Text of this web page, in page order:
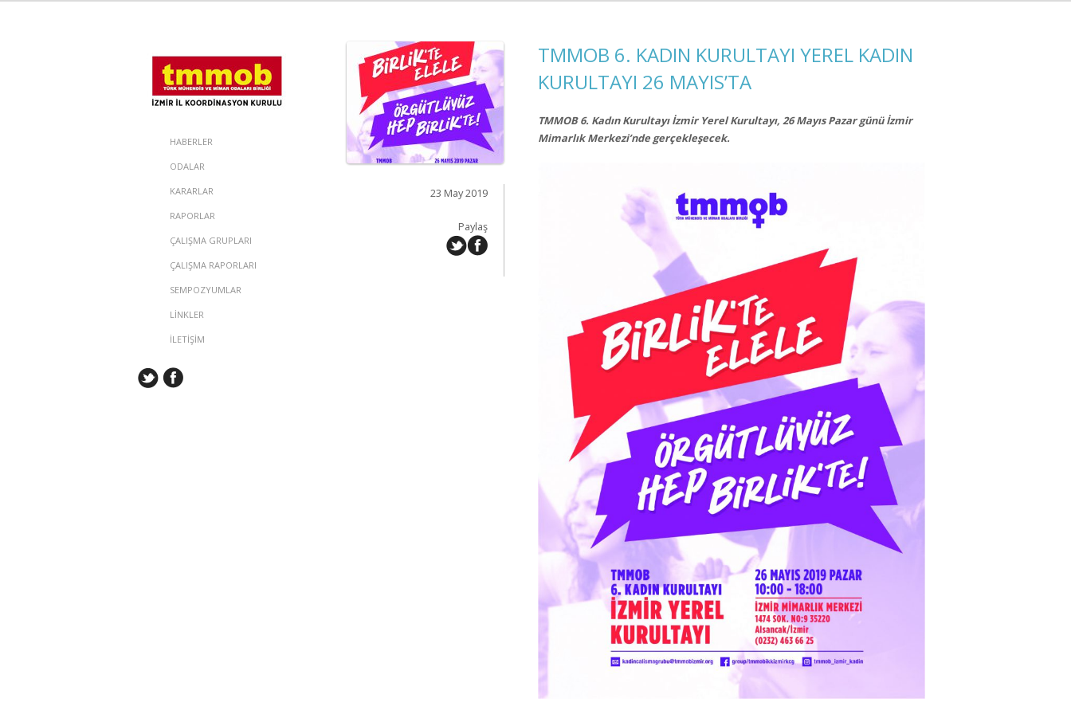
HABERLER
ODALAR
KARARLAR
RAPORLAR
ÇALIŞMA GRUPLARI
ÇALIŞMA RAPORLARI
SEMPOZYUMLAR
LİNKLER
İLETİŞİM
23 May 2019
Paylaş
TMMOB 6. KADIN KURULTAYI YEREL KADIN
KURULTAYI 26 MAYIS’TA
TMMOB 6. Kadın Kurultayı İzmir Yerel Kurultayı, 26 Mayıs Pazar günü İzmir
Mimarlık Merkezi’nde gerçekleşecek.